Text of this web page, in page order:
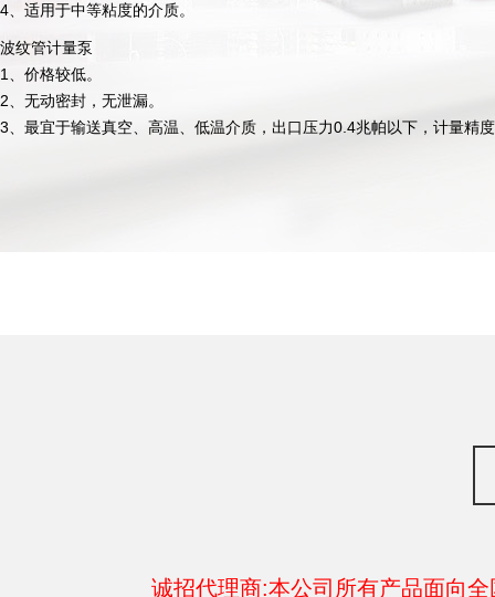
4、适用于中等粘度的介质。
波纹管计量泵
1、价格较低。
2、无动密封，无泄漏。
3、最宜于输送真空、高温、低温介质，出口压力0.4兆帕以下，计量精
诚招代理商:本公司所有产品面向